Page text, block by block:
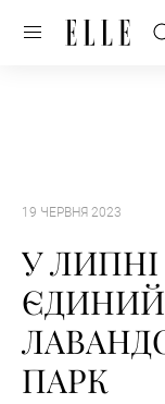
19 ЧЕРВНЯ 2023
У
ЄДИНИЙ
ПАРК